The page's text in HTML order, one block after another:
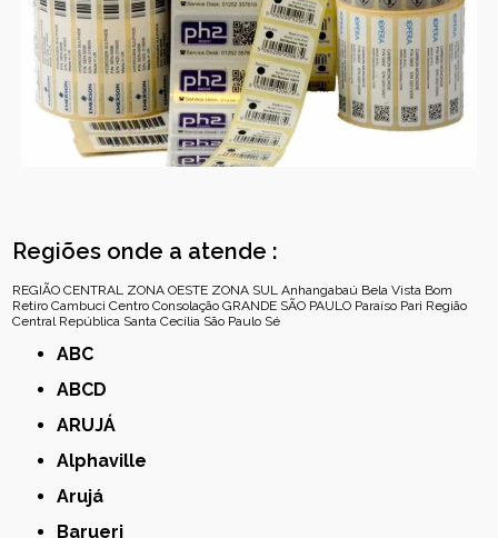
Regiões onde a atende :
REGIÃO CENTRAL ZONA OESTE ZONA SUL Anhangabaú Bela Vista Bom
Retiro Cambuci Centro Consolação GRANDE SÃO PAULO Paraíso Pari Região
Central República Santa Cecília São Paulo Sé
ABC
ABCD
ARUJÁ
Alphaville
Arujá
Barueri